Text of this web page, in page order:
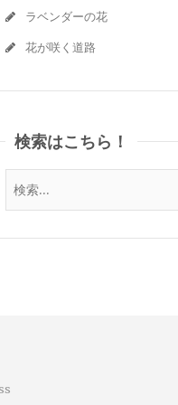
ラベンダーの花
花が咲く道路
検索はこちら！